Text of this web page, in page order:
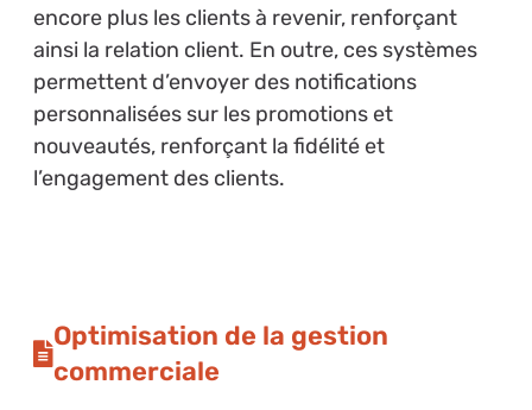
encore plus les clients à revenir, renforçant
ainsi la relation client. En outre, ces systèmes
permettent d’envoyer des notifications
personnalisées sur les promotions et
nouveautés, renforçant la fidélité et
l’engagement des clients.
Optimisation de la gestion
commerciale